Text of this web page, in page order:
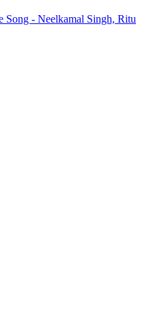
- Neelkamal Singh, Ritu